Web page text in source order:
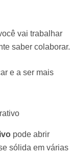
vai trabalhar
saber colaborar.
e a ser mais
pode abrir
sólida em várias